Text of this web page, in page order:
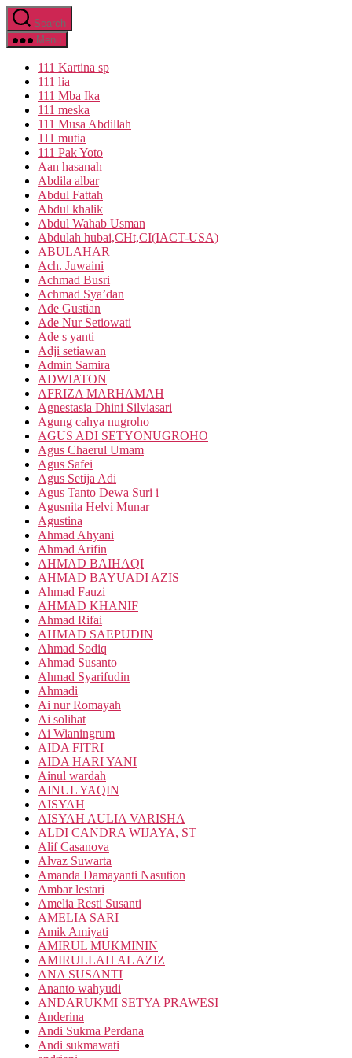
Skip
to
the
Search
Menu
111 Kartina sp
111 lia
111 Mba Ika
111 meska
111 Musa Abdillah
111 mutia
111 Pak Yoto
Aan hasanah
Abdila albar
Abdul Fattah
Abdul khalik
Abdul Wahab Usman
Abdulah hubai,CHt,CI(IACT-USA)
ABULAHAR
Ach. Juwaini
Achmad Busri
Achmad Sya’dan
Ade Gustian
Ade Nur Setiowati
Ade s yanti
Adji setiawan
Admin Samira
ADWIATON
AFRIZA MARHAMAH
Agnestasia Dhini Silviasari
Agung cahya nugroho
AGUS ADI SETYONUGROHO
Agus Chaerul Umam
Agus Safei
Agus Setija Adi
Agus Tanto Dewa Suri i
Agusnita Helvi Munar
Agustina
Ahmad Ahyani
Ahmad Arifin
AHMAD BAIHAQI
AHMAD BAYUADI AZIS
Ahmad Fauzi
AHMAD KHANIF
Ahmad Rifai
AHMAD SAEPUDIN
Ahmad Sodiq
Ahmad Susanto
Ahmad Syarifudin
Ahmadi
Ai nur Romayah
Ai solihat
Ai Wianingrum
AIDA FITRI
AIDA HARI YANI
Ainul wardah
AINUL YAQIN
AISYAH
AISYAH AULIA VARISHA
ALDI CANDRA WIJAYA, ST
Alif Casanova
Alvaz Suwarta
Amanda Damayanti Nasution
Ambar lestari
Amelia Resti Susanti
AMELIA SARI
Amik Amiyati
AMIRUL MUKMININ
AMIRULLAH AL AZIZ
ANA SUSANTI
Ananto wahyudi
ANDARUKMI SETYA PRAWESI
Anderina
Andi Sukma Perdana
Andi sukmawati